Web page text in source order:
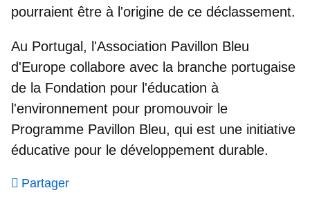
pourraient être à l'origine de ce déclassement.
Au Portugal, l'Association Pavillon Bleu
d'Europe collabore avec la branche portugaise
de la Fondation pour l'éducation à
l'environnement pour promouvoir le
Programme Pavillon Bleu, qui est une initiative
éducative pour le développement durable.
Partager